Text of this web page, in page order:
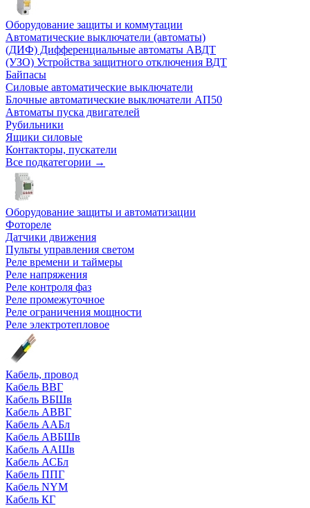
Оборудование защиты и коммутации
Автоматические выключатели (автоматы)
(ДИФ) Дифференциальные автоматы АВДТ
(УЗО) Устройства защитного отключения ВДТ
Байпасы
Силовые автоматические выключатели
Блочные автоматические выключатели АП50
Автоматы пуска двигателей
Рубильники
Ящики силовые
Контакторы, пускатели
Все подкатегории →
Оборудование защиты и автоматизации
Фотореле
Датчики движения
Пульты управления светом
Реле времени и таймеры
Реле напряжения
Реле контроля фаз
Реле промежуточное
Реле ограничения мощности
Реле электротепловое
Кабель, провод
Кабель ВВГ
Кабель ВБШв
Кабель АВВГ
Кабель ААБл
Кабель АВБШв
Кабель ААШв
Кабель АСБл
Кабель ППГ
Кабель NYM
Кабель КГ